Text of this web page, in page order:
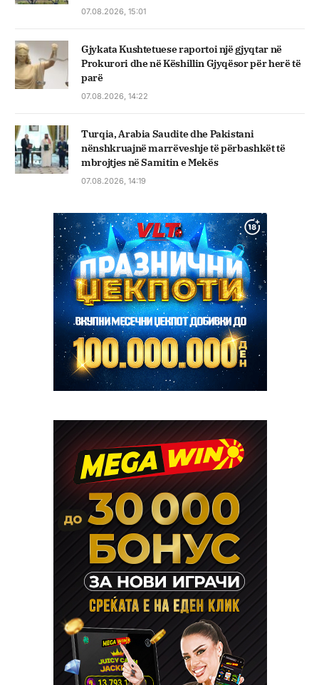
07.08.2026, 15:01
Gjykata Kushtetuese raportoi një gjyqtar në
Prokurori dhe në Këshillin Gjyqësor për herë të
parë
07.08.2026, 14:22
Turqia, Arabia Saudite dhe Pakistani
nënshkruajnë marrëveshje të përbashkët të
mbrojtjes në Samitin e Mekës
07.08.2026, 14:19